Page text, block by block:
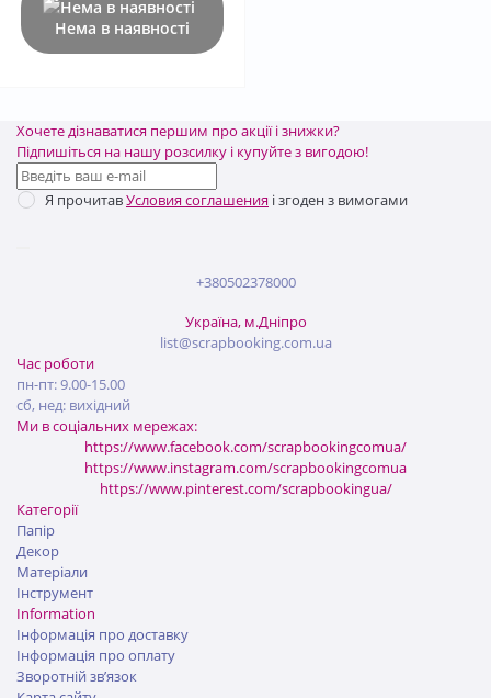
Нема в наявності
Хочете дізнаватися першим про акції і знижки?
Підпишіться на нашу розсилку і купуйте з вигодою!
Я прочитавУсловия соглашения і згоден з вимогами
+380502378000
Україна, м.Дніпро
list@scrapbooking.com.ua
Категорії
Папір
Декор
Матеріали
Інструмент
Information
Інформація про доставку
Інформація про оплату
Зворотній зв’язок
Час роботи
пн-пт: 9.00-15.00
сб, нед: вихідний
Ми в соціальних мережах:
https://www.facebook.com/scrapbookingcomua/
https://www.instagram.com/scrapbookingcomua
https://www.pinterest.com/scrapbookingua/